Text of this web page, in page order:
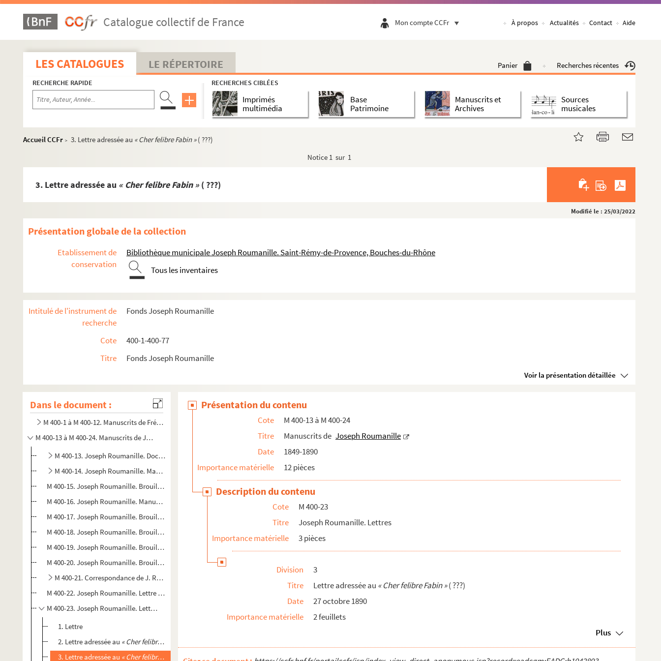
Catalogue collectif de France Mon compte CCFr À propos Actualités Contact Aide
LES CATALOGUES LE RÉPERTOIRE Panier Recherches récentes
RECHERCHE RAPIDE RECHERCHES CIBLÉES
Imprimés
multimédia
Base
Patrimoine
Manuscrits et
Archives
Sources
musicales
Accueil CCFr > 3. Lettre adressée au « Cher felibre Fabin »( ???)
Notice 1 sur 1
3. Lettre adressée au « Cher felibre Fabin » ( ???)
Modifié le : 25/03/2022
Présentation globale de la collection
Etablissement de
conservation
Bibliothèque municipale Joseph Roumanille. Saint-Rémy-de-Provence, Bouches-du-Rhône
Tous les inventaires
Intitulé de l'instrument de
recherche
Fonds Joseph Roumanille
Cote
400-1-400-77
Titre
Fonds Joseph Roumanille
Voir la présentation détaillée
Dans le document :
M 400-1 à M 400-12. Manuscrits de Frédéric Mistral
M 400-13 à M 400-24. Manuscrits de Joseph Roumanille
M 400-13. Joseph Roumanille. Documents liés à la Roumanie
M 400-14. Joseph Roumanille. Manuscrits
M 400-15. Joseph Roumanille. Brouillon incomplet d’une lettre
M 400-16. Joseph Roumanille. Manuscrit avec corrections du poème
M 400-17. Joseph Roumanille. Brouillon du discours provençal prononcé par Roumanille aux obsèques d’Armand de ...
M 400-18. Joseph Roumanille. Brouillon d’une lettre au comte Angelo de Gubernatis (1840-1913) écrivain italien...
M 400-19. Joseph Roumanille. Brouillon de lettre adressée à Armand de Pontmartin (cf. Pièce 31) afin de lui en...
M 400-20. Joseph Roumanille. Brouillon de lettre, adressée à un ami plus jeune et non marié (Frédéric Mistral ...
M 400-21. Correspondance de J. Roumanille avec l’archevêque d’Avignon
M 400-22. Joseph Roumanille. Lettre de Roumanille à sa femme Rose-Anaïs Gras
M 400-23. Joseph Roumanille. Lettres
1. Lettre
2. Lettre adressée au « Cher felibre Fabin »
3. Lettre adressée au « Cher felibre Fabin » ( ???)
Présentation du contenu
Cote
M 400-13 à M 400-24
Titre
Manuscrits de Joseph Roumanille
Date
1849-1890
Importance matérielle
12 pièces
Description du contenu
Cote
M 400-23
Titre
Joseph Roumanille. Lettres
Importance matérielle
3 pièces
Division
3
Titre
Lettre adressée au « Cher felibre Fabin »( ???)
Date
27 octobre 1890
Importance matérielle
2 feuillets
Plus